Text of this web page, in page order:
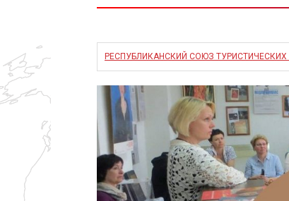
РЕСПУБЛИКАНСКИЙ СОЮЗ ТУРИСТИЧЕСКИХ